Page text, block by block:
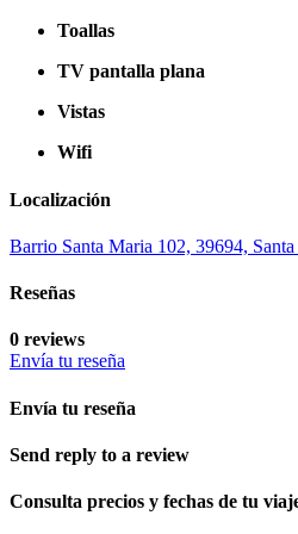
Toallas
TV pantalla plana
Vistas
Wifi
Localización
Barrio Santa Maria 102, 39694,
Reseñas
0 reviews
Envía tu reseña
Envía tu reseña
Send reply to a review
Consulta precios y fechas de tu